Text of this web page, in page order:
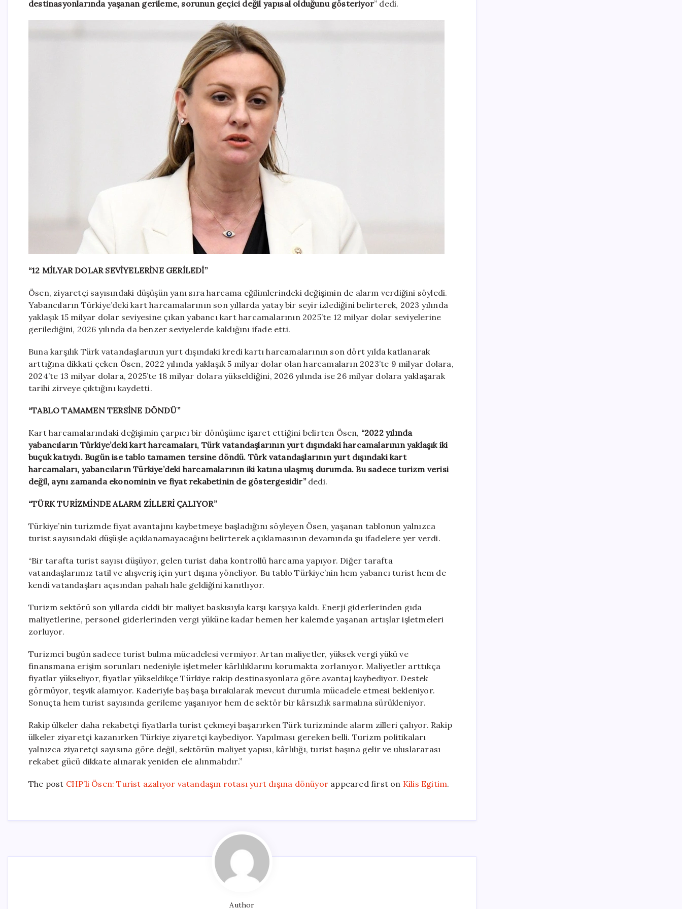
destinasyonlarında yaşanan gerileme, sorunun geçici değil yapısal olduğunu gösteriyor” dedi.
“12 MİLYAR DOLAR SEVİYELERİNE GERİLEDİ”
Ösen, ziyaretçi sayısındaki düşüşün yanı sıra harcama eğilimlerindeki değişimin de alarm verdiğini söyledi.
Yabancıların Türkiye’deki kart harcamalarının son yıllarda yatay bir seyir izlediğini belirterek, 2023 yılında
yaklaşık 15 milyar dolar seviyesine çıkan yabancı kart harcamalarının 2025’te 12 milyar dolar seviyelerine
gerilediğini, 2026 yılında da benzer seviyelerde kaldığını ifade etti.
Buna karşılık Türk vatandaşlarının yurt dışındaki kredi kartı harcamalarının son dört yılda katlanarak
arttığına dikkati çeken Ösen, 2022 yılında yaklaşık 5 milyar dolar olan harcamaların 2023’te 9 milyar dolara,
2024’te 13 milyar dolara, 2025’te 18 milyar dolara yükseldiğini, 2026 yılında ise 26 milyar dolara yaklaşarak
tarihi zirveye çıktığını kaydetti.
“TABLO TAMAMEN TERSİNE DÖNDÜ”
Kart harcamalarındaki değişimin çarpıcı bir dönüşüme işaret ettiğini belirten Ösen, “2022 yılında
yabancıların Türkiye’deki kart harcamaları, Türk vatandaşlarının yurt dışındaki harcamalarının yaklaşık iki
buçuk katıydı. Bugün ise tablo tamamen tersine döndü. Türk vatandaşlarının yurt dışındaki kart
harcamaları, yabancıların Türkiye’deki harcamalarının iki katına ulaşmış durumda. Bu sadece turizm verisi
değil, aynı zamanda ekonominin ve fiyat rekabetinin de göstergesidir”dedi.
“TÜRK TURİZMİNDE ALARM ZİLLERİ ÇALIYOR”
Türkiye’nin turizmde fiyat avantajını kaybetmeye başladığını söyleyen Ösen, yaşanan tablonun yalnızca
turist sayısındaki düşüşle açıklanamayacağını belirterek açıklamasının devamında şu ifadelere yer verdi.
“Bir tarafta turist sayısı düşüyor, gelen turist daha kontrollü harcama yapıyor. Diğer tarafta
vatandaşlarımız tatil ve alışveriş için yurt dışına yöneliyor. Bu tablo Türkiye’nin hem yabancı turist hem de
kendi vatandaşları açısından pahalı hale geldiğini kanıtlıyor.
Turizm sektörü son yıllarda ciddi bir maliyet baskısıyla karşı karşıya kaldı. Enerji giderlerinden gıda
maliyetlerine, personel giderlerinden vergi yüküne kadar hemen her kalemde yaşanan artışlar işletmeleri
zorluyor.
Turizmci bugün sadece turist bulma mücadelesi vermiyor. Artan maliyetler, yüksek vergi yükü ve
finansmana erişim sorunları nedeniyle işletmeler kârlılıklarını korumakta zorlanıyor. Maliyetler arttıkça
fiyatlar yükseliyor, fiyatlar yükseldikçe Türkiye rakip destinasyonlara göre avantaj kaybediyor. Destek
görmüyor, teşvik alamıyor. Kaderiyle baş başa bırakılarak mevcut durumla mücadele etmesi bekleniyor.
Sonuçta hem turist sayısında gerileme yaşanıyor hem de sektör bir kârsızlık sarmalına sürükleniyor.
Rakip ülkeler daha rekabetçi fiyatlarla turist çekmeyi başarırken Türk turizminde alarm zilleri çalıyor. Rakip
ülkeler ziyaretçi kazanırken Türkiye ziyaretçi kaybediyor. Yapılması gereken belli. Turizm politikaları
yalnızca ziyaretçi sayısına göre değil, sektörün maliyet yapısı, kârlılığı, turist başına gelir ve uluslararası
rekabet gücü dikkate alınarak yeniden ele alınmalıdır.”
The post CHP’li Ösen: Turist azalıyor vatandaşın rotası yurt dışına dönüyor appeared first on Kilis Egitim.
Author